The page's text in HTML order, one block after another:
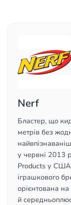
Nerf
Бластер, що
метрів без
у червні 2013
Products у США
іграшкового
орієнтована
й